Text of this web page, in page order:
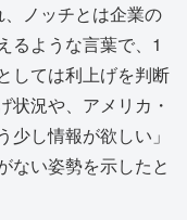
ノッチとは企業の
るような言葉で、1
しては利上げを判断
状況や、アメリカ・
少し情報が欲しい」
ない姿勢を示したと